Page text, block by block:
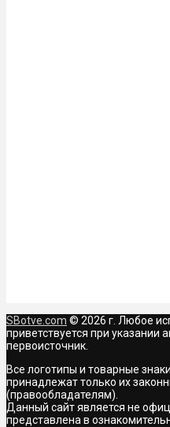
SBotve.com © 2026 г. Любое
приветствуется при указании
первоисточник.
Все логотипы и товарные
принадлежат только их
(правообладателям).
Данный сайт является не
представлена в